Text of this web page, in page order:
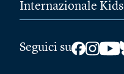
Internazionale Kids
Seguici su